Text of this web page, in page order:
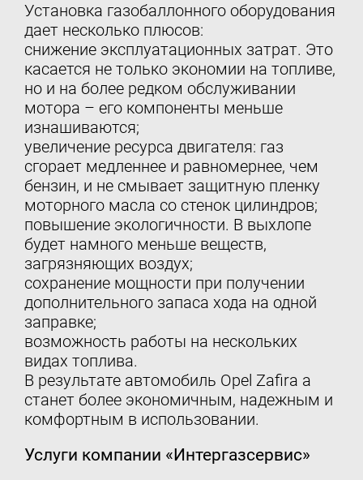
Установка газобаллонного оборудования
дает несколько плюсов:
снижение эксплуатационных затрат. Это
касается не только экономии на топливе,
но и на более редком обслуживании
мотора – его компоненты меньше
изнашиваются;
увеличение ресурса двигателя: газ
сгорает медленнее и равномернее, чем
бензин, и не смывает защитную пленку
моторного масла со стенок цилиндров;
повышение экологичности. В выхлопе
будет намного меньше веществ,
загрязняющих воздух;
сохранение мощности при получении
дополнительного запаса хода на одной
заправке;
возможность работы на нескольких
видах топлива.
В результате автомобиль Opel Zafira a
станет более экономичным, надежным и
комфортным в использовании.
Услуги компании «Интергазсервис»